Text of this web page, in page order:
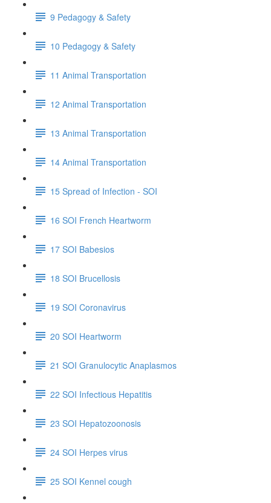
9 Pedagogy & Safety
10 Pedagogy & Safety
11 Animal Transportation
12 Animal Transportation
13 Animal Transportation
14 Animal Transportation
15 Spread of Infection - SOI
16 SOI French Heartworm
17 SOI Babesios
18 SOI Brucellosis
19 SOI Coronavirus
20 SOI Heartworm
21 SOI Granulocytic Anaplasmos
22 SOI Infectious Hepatitis
23 SOI Hepatozoonosis
24 SOI Herpes virus
25 SOI Kennel cough